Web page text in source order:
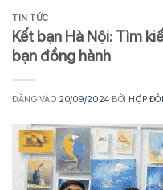
TIN TỨC
Kết bạn Hà Nội: Tìm
bạn đồng hành
ĐĂNG VÀO 20/09/2024 BỞI HỢP